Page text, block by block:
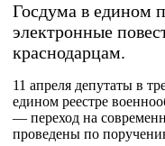
Госдума в едином
электронные
краснодарцам.
11 апреля депутаты в
едином реестре
— переход на
проведены по